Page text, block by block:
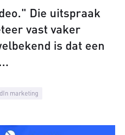
marketing
Die uitspraak
vast vaker
is dat een